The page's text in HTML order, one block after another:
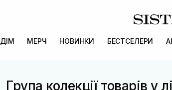
ДІМ МЕРЧ НОВИНКИ БЕСТСЕЛЕРИ
Група колекції товарів у